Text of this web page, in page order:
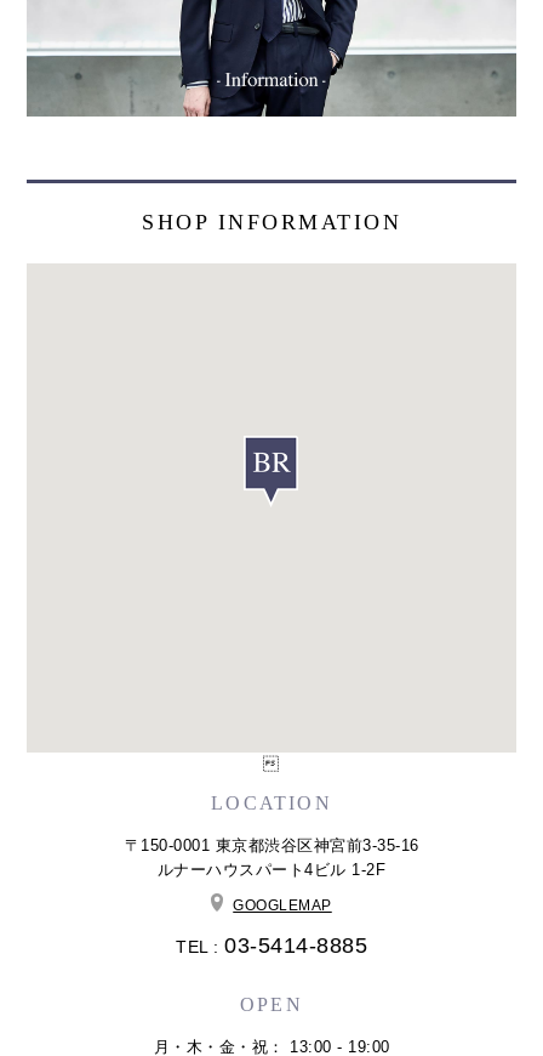
SHOP INFORMATION
LOCATION
〒150-0001 東京都渋谷区神宮前3-35-16
ルナーハウスパート4ビル 1-2F
GOOGLEMAP
TEL : 03-5414-8885
OPEN
月・木・金・祝： 13:00 - 19:00